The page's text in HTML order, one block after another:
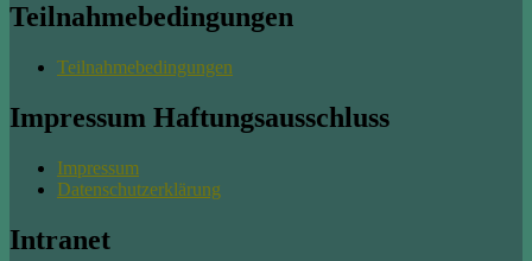
Teilnahmebedingungen
Teilnahmebedingungen
Impressum Haftungsausschluss
Impressum
Datenschutzerklärung
Intranet